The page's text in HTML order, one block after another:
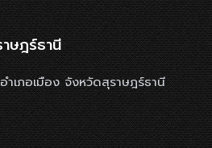
ษฎร์ธานี
เภอเมือง จังหวัดสุราษฎร์ธานี